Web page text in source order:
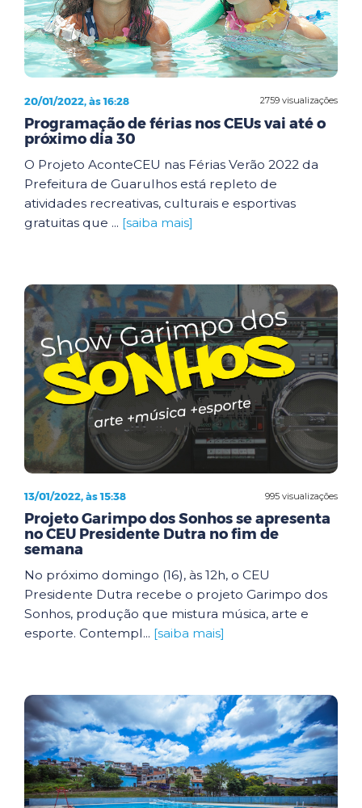
2759 visualizações
20/01/2022, às 16:28
Programação de férias nos CEUs vai até o
próximo dia 30
O Projeto AconteCEU nas Férias Verão 2022 da
Prefeitura de Guarulhos está repleto de
atividades recreativas, culturais e esportivas
gratuitas que ... [saiba mais]
995 visualizações
13/01/2022, às 15:38
Projeto Garimpo dos Sonhos se apresenta
no CEU Presidente Dutra no fim de
semana
No próximo domingo (16), às 12h, o CEU
Presidente Dutra recebe o projeto Garimpo dos
Sonhos, produção que mistura música, arte e
esporte. Contempl... [saiba mais]